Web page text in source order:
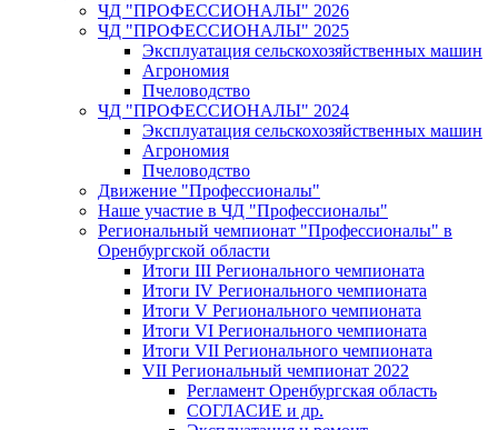
ЧД "ПРОФЕССИОНАЛЫ" 2026
ЧД "ПРОФЕССИОНАЛЫ" 2025
Эксплуатация сельскохозяйственных машин
Агрономия
Пчеловодство
ЧД "ПРОФЕССИОНАЛЫ" 2024
Эксплуатация сельскохозяйственных машин
Агрономия
Пчеловодство
Движение "Профессионалы"
Наше участие в ЧД "Профессионалы"
Региональный чемпионат "Профессионалы" в
Оренбургской области
Итоги III Регионального чемпионата
Итоги IV Регионального чемпионата
Итоги V Регионального чемпионата
Итоги VI Регионального чемпионата
Итоги VII Регионального чемпионата
VII Региональный чемпионат 2022
Регламент Оренбургская область
СОГЛАСИЕ и др.